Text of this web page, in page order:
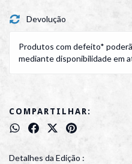
Devolução
Produtos com defeito*
mediante disponibilidade em
COMPARTILHAR:
Detalhes da Edição :